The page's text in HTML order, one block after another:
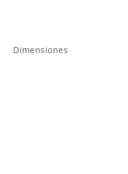
Dimensiones